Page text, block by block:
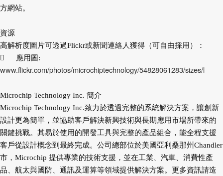
方網站。
資源
高解析度圖片可透過Flickr或新聞連絡人獲得（可自由採用）：

應用圖:
www.flickr.com/photos/microchiptechnology/54828061283/sizes/l
Microchip Technology Inc. 簡介
Microchip Technology Inc.致力於透過完整的系統解決方案，讓創新
設計更為簡單，並協助客戶解決新興技術與長期應用市場所帶來的
關鍵挑戰。其易於使用的開發工具與完整的產品組合，能全程支援
客戶從設計概念到最終完成。公司總部位於美國亞利桑那州Chandler
市，Microchip 提供專業的技術支援，並在工業、汽車、消費性產
品、航太與國防、通訊及運算等領域提供解決方案。更多資訊請造